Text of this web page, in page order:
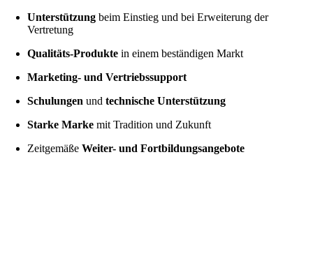
Unterstützung beim Einstieg und bei Erweiterung der
Vertretung
Qualitäts-Produkte in einem beständigen Markt
Marketing- und Vertriebssupport
Schulungen undtechnische Unterstützung
Starke Marke mit Tradition und Zukunft
ZeitgemäßeWeiter- und Fortbildungsangebote